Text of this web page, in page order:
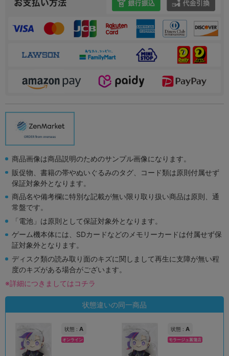
商品画像は商品説明のためのサンプル画像になります。
販促物、書籍の帯やぬいぐるみのタグ、コード類は原則付属せず
保証対象外となります。
商品名や備考欄に特別な記載が無い限り取り扱い商品は原則、通
常盤です。
「電池」は原則として保証対象外となります。
ゲーム機本体には、SDカードなどのメモリーカードは付属せず保
証対象外となります。
ディスク類の読み取り面のキズに関しまして再生に支障が無い程
度のキズがある場合がございます。
※詳細につきましてはコチラ
状態違いの同一商品
状態 : A
オンライン
状態 : A
モラージュ菖蒲店